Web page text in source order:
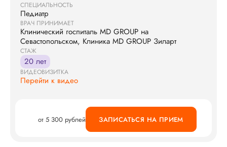
СПЕЦИАЛЬНОСТЬ
Педиатр
ВРАЧ ПРИНИМАЕТ
Клинический госпиталь MD GROUP на
Севастопольском, Клиника MD GROUP Зиларт
СТАЖ
20 лет
ВИДЕОВИЗИТКА
Перейти к видео
от 5 300 рублей ЗАПИСАТЬСЯ НА ПРИЕМ